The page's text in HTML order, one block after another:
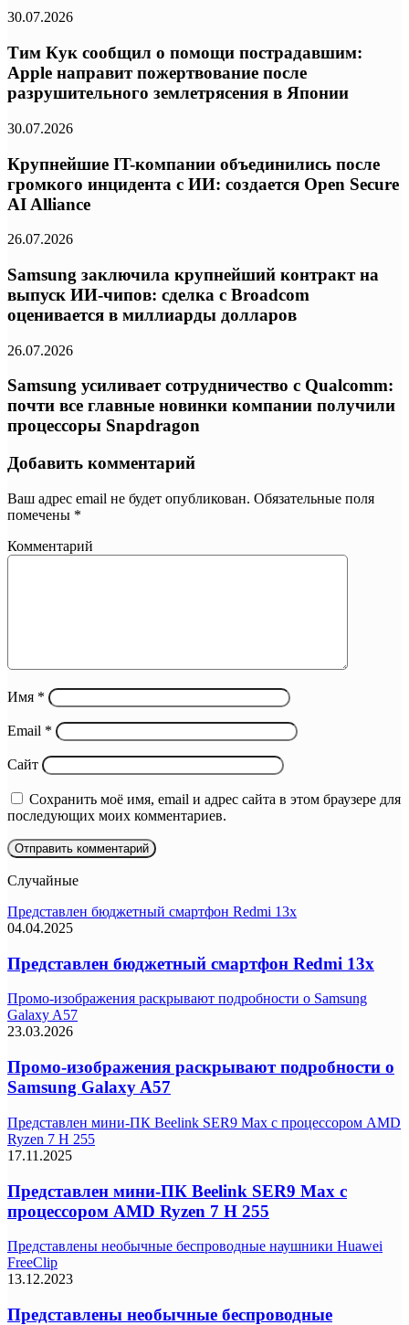
30.07.2026
Тим Кук сообщил о помощи пострадавшим:
Apple направит пожертвование после
разрушительного землетрясения в Японии
30.07.2026
Крупнейшие IT-компании объединились после
громкого инцидента с ИИ: создается Open Secure
AI Alliance
26.07.2026
Samsung заключила крупнейший контракт на
выпуск ИИ-чипов: сделка с Broadcom
оценивается в миллиарды долларов
26.07.2026
Samsung усиливает сотрудничество с Qualcomm:
почти все главные новинки компании получили
процессоры Snapdragon
Добавить комментарий
Ваш адрес email не будет опубликован. Обязательные поля
помечены *
Комментарий
Имя *
Email *
Сайт
Сохранить моё имя, email и адрес сайта в этом браузере для
последующих моих комментариев.
Случайные
Представлен бюджетный смартфон Redmi 13x
04.04.2025
Представлен бюджетный смартфон Redmi 13x
Промо-изображения раскрывают подробности о Samsung
Galaxy A57
23.03.2026
Промо-изображения раскрывают подробности о
Samsung Galaxy A57
Представлен мини-ПК Beelink SER9 Max с процессором AMD
Ryzen 7 H 255
17.11.2025
Представлен мини-ПК Beelink SER9 Max с
процессором AMD Ryzen 7 H 255
Представлены необычные беспроводные наушники Huawei
FreeClip
13.12.2023
Представлены необычные беспроводные